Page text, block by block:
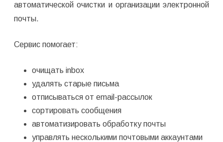
автоматической очистки и организации электронной
почты.
Сервис помогает:
очищать inbox
удалять старые письма
отписываться от email-рассылок
сортировать сообщения
автоматизировать обработку почты
управлять несколькими почтовыми аккаунтами